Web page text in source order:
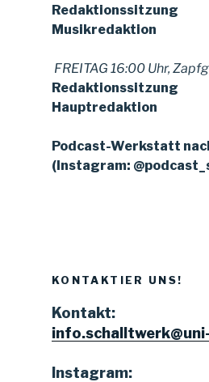
Redaktionssitzung
Musikredaktion
FREITAG 16:00 Uhr,
Redaktionssitzung
Hauptredaktion
Podcast-Werkstatt
(Instagram:
KONTAKTIER UNS!
Kontakt:
Instagram: